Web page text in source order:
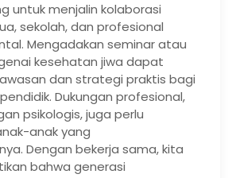
untuk menjalin kolaborasi
sekolah, dan profesional
Mengadakan seminar atau
kesehatan jiwa dapat
dan strategi praktis bagi
Dukungan profesional,
psikologis, juga perlu
anak yang
Dengan bekerja sama, kita
bahwa generasi